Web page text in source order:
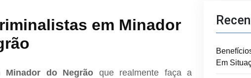
em Minador
Minador do Negrão que realmente faça a
Em